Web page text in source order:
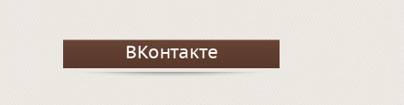
ВКонтакте